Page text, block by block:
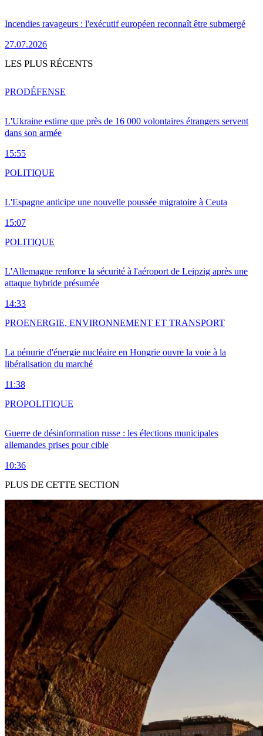
Incendies ravageurs : l'exécutif européen reconnaît être submergé
27.07.2026
LES PLUS RÉCENTS
L'Ukraine estime que près de 16 000 volontaires étrangers servent
dans son armée
15:55
PRODÉFENSE
L'Espagne anticipe une nouvelle poussée migratoire à Ceuta
15:07
POLITIQUE
L'Allemagne renforce la sécurité à l'aéroport de Leipzig après une
attaque hybride présumée
14:33
POLITIQUE
La pénurie d'énergie nucléaire en Hongrie ouvre la voie à la
libéralisation du marché
11:38
PROENERGIE, ENVIRONNEMENT ET TRANSPORT
Guerre de désinformation russe : les élections municipales
allemandes prises pour cible
10:36
PROPOLITIQUE
PLUS DE CETTE SECTION